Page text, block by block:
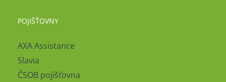
POJIŠŤOVNY
AXA Assistance
Slavia
ČSOB pojišťovna